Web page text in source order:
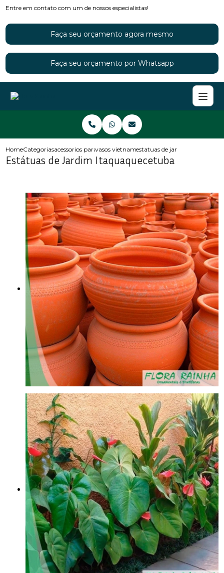
Entre em contato com um de nossos especialistas!
Faça seu orçamento agora mesmo
Faça seu orçamento por Whatsapp
HomeCategoriasacessorios para jardinsvasos vietnamitas para jardim
estatuas de jardim
Estátuas de Jardim Itaquaquecetuba